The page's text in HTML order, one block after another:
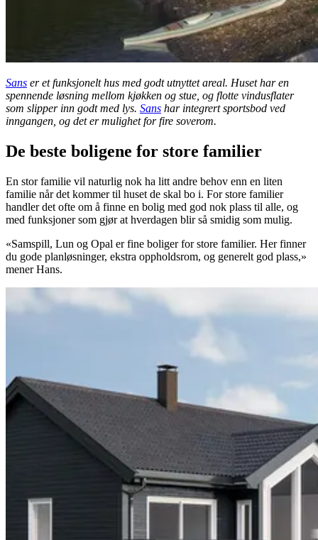
Sans er et funksjonelt hus med godt utnyttet areal. Huset har en
spennende løsning mellom kjøkken og stue, og flotte vindusflater
som slipper inn godt med lys. Sans har integrert sportsbod ved
inngangen, og det er mulighet for fire soverom.
De beste boligene for store familier
En stor familie vil naturlig nok ha litt andre behov enn en liten
familie når det kommer til huset de skal bo i. For store familier
handler det ofte om å finne en bolig med god nok plass til alle, og
med funksjoner som gjør at hverdagen blir så smidig som mulig.
«Samspill, Lun og Opal er fine boliger for store familier. Her finner
du gode planløsninger, ekstra oppholdsrom, og generelt god plass,»
mener Hans.